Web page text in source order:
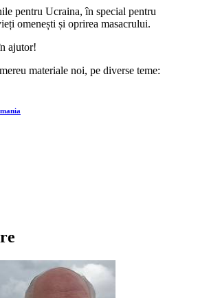
pentru Ucraina, în special pentru
omenești și oprirea masacrului.
ajutor!
materiale noi, pe diverse teme: